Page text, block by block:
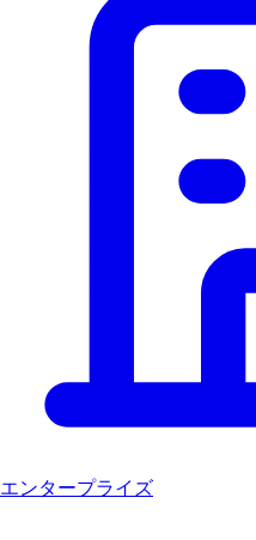
エンタープライズ